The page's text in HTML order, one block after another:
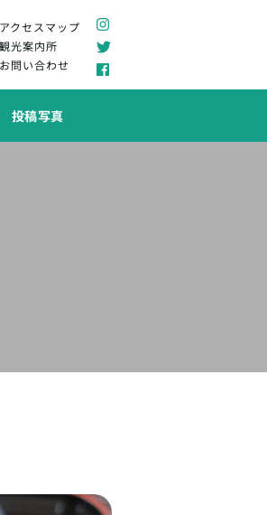
アクセスマップ
観光案内所
お問い合わせ
投稿写真